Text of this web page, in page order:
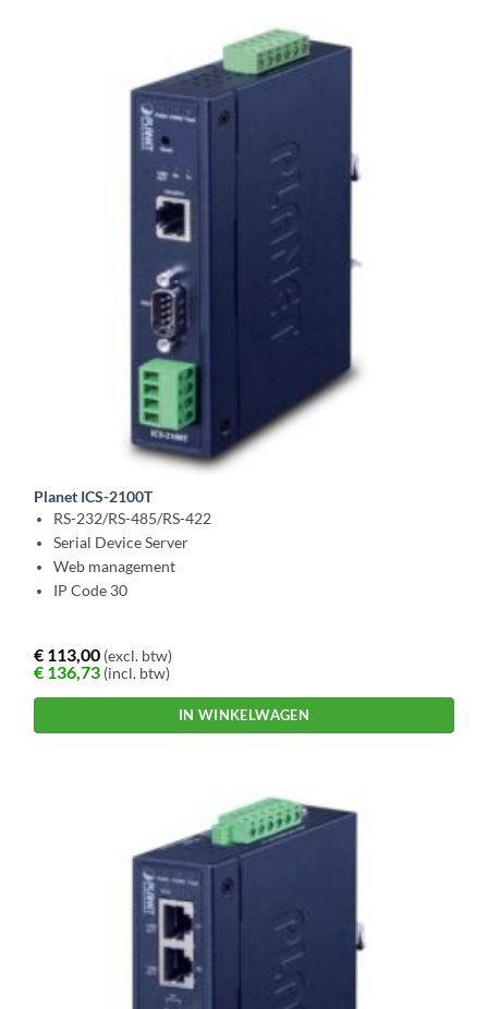
Planet ICS-2100T
RS-232/RS-485/RS-422
Serial Device Server
Web management
IP Code 30
€ 113,00 (excl. btw)
€ 136,73 (incl. btw)
IN WINKELWAGEN